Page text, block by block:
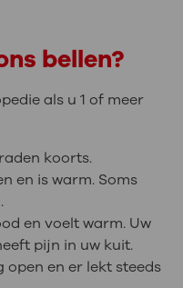
bellen?
als u 1 of meer
koorts.
en is warm. Soms
en voelt warm. Uw
pijn in uw kuit.
open en er lekt steeds